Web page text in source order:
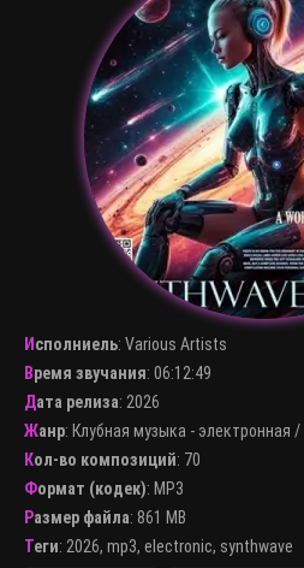
Исполниель: Various Artists
Время звучания: 06:12:49
Дата релиза: 2026
Жанр: Клубная музыка - электронная /
Кол-во композиций: 70
Формат (кодек): MP3
Размер файла: 861 MB
Теги: 2026, mp3, electronic, synthwave